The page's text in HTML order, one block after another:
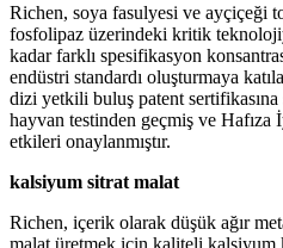
Richen, soya fasulyesi ve ayçiçeği
fosfolipaz üzerindeki kritik
kadar farklı spesifikasyon
endüstri standardı oluşturmaya
dizi yetkili buluş patent sertifikasına
hayvan testinden geçmiş ve Hafıza
etkileri onaylanmıştır.
kalsiyum sitrat malat
Richen, içerik olarak düşük ağır
malat üretmek için kaliteli kalsiyum